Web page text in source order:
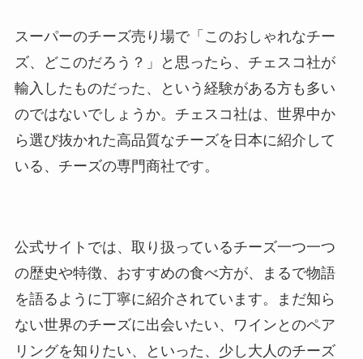
スーパーのチーズ売り場で「このおしゃれなチー
ズ、どこのだろう？」と思ったら、チェスコ社が
輸入したものだった、という経験がある方も多い
のではないでしょうか。チェスコ社は、世界中か
ら選び抜かれた高品質なチーズを日本に紹介して
いる、チーズの専門商社です。
公式サイトでは、取り扱っているチーズ一つ一つ
の歴史や特徴、おすすめの食べ方が、まるで物語
を語るように丁寧に紹介されています。まだ知ら
ない世界のチーズに出会いたい、ワインとのペア
リングを知りたい、といった、少し大人のチーズ